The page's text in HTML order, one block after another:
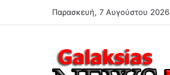
Παρασκευή, 7 Αυγούστου 2026